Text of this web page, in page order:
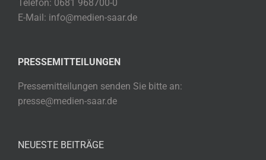
Telefon: 0681 968700-0
E-Mail: info@medien-saar.de
PRESSEMITTEILUNGEN
Pressemitteilungen senden Sie bitte an:
presse@medien-saar.de
NEUESTE BEITRÄGE